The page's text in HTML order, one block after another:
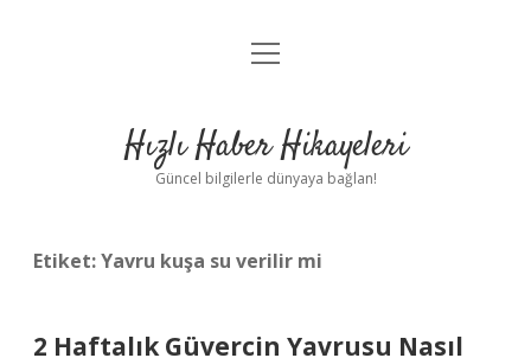
Anasayfa
Yasal Uyarı
menüyü
Hızlı Haber Hikayeleri
Güncel bilgilerle dünyaya bağlan!
Etiket:Yavru kuşa su verilir mi
2 Haftalık Güvercin Yavrusu Nasıl